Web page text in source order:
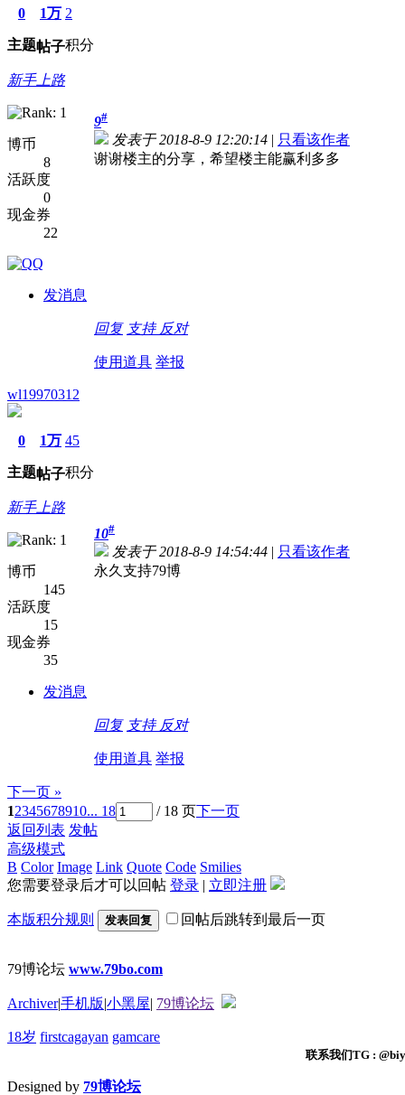
0
主题
1万
帖子
2
积分
新手上路
博币
8
活跃度
0
现金券
22
发消息
9#
发表于 2018-8-9 12:20:14 | 只看该作者
谢谢楼主的分享，希望楼主能赢利多多
回复 支持 反对
使用道具 举报
wl19970312
0
主题
1万
帖子
45
积分
新手上路
博币
145
活跃度
15
现金券
35
发消息
10#
发表于 2018-8-9 14:54:44 | 只看该作者
永久支持79博
回复 支持 反对
使用道具 举报
下一页 »
12345678910... 18 / 18 页下一页
返回列表 发帖
高级模式
B Color Image Link Quote Code Smilies
您需要登录后才可以回帖 登录 | 立即注册
本版积分规则 发表回复 回帖后跳转到最后一页
79博论坛 www.79bo.com
Archiver|手机版|小黑屋| 79博论坛
18岁 firstcagayan gamcare
联系我们TG :
Designed by 79博论坛